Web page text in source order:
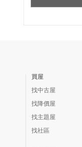
買屋
找中古屋
找降價屋
找主題屋
找社區